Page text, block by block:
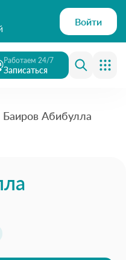
Войти
Работаем 24/7
Записаться
Баиров Абибулла